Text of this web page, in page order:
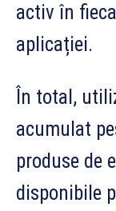
activ în
aplicației.
În total,
acumulat
produse de
disponibile